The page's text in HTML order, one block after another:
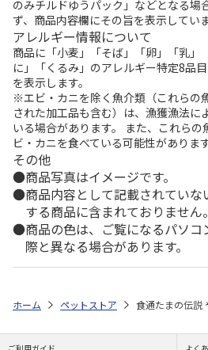
のみチルドゆうパック」などとなる場
ず、商品内容欄にその旨を表示していま
アレルギー情報について
商品に「小麦」「そば」「卵」「乳」
に」「くるみ」のアレルギー特定8品
を表示します。
※エビ・カニを除く魚介類（これらの
された加工品も含む）は、漁獲漁法に
いる場合があります。 また、これら
ビ・カニを食べている可能性があります
その他
商品写真はイメージです。
商品内容として記載されてい
する商品に含まれておりません。
商品の色は、ご覧になるパソ
際と異なる場合があります。
ホーム ペットストア 食通たまの伝説